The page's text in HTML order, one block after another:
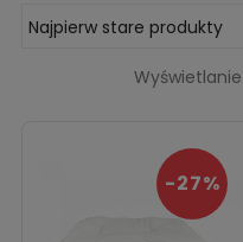
Najpierw stare produkty
-27%